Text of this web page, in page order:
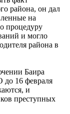
района, он дал
на
процедуру
и могло
района в
Баира
до 16 февраля
и
преступных